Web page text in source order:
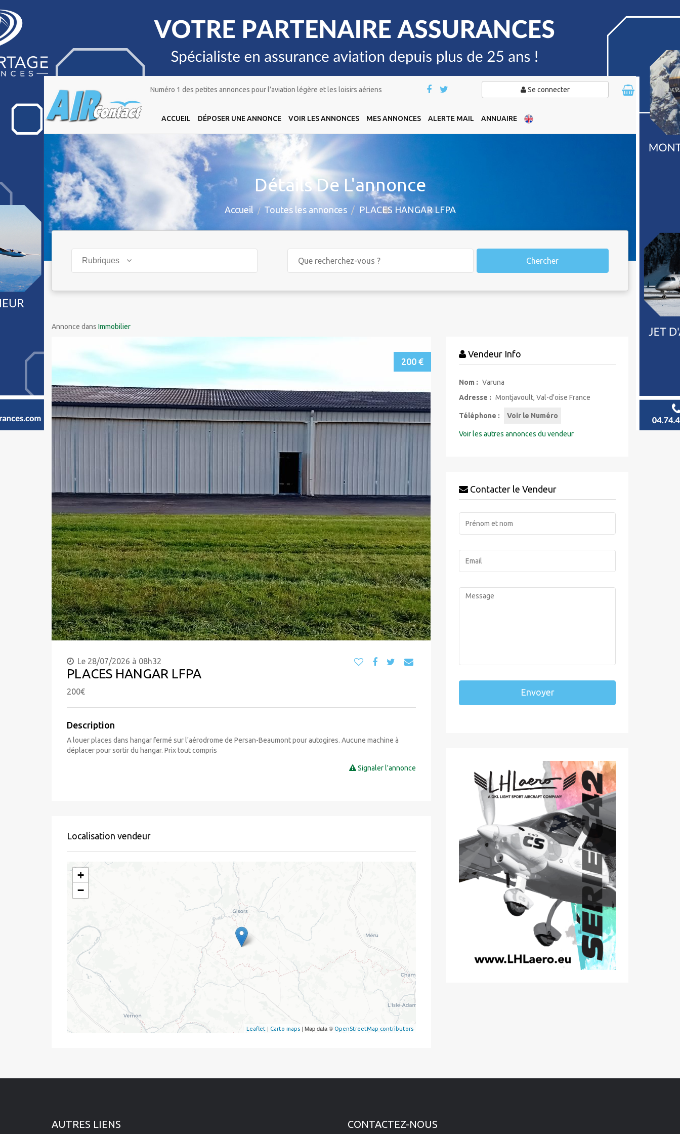
Numéro 1 des petites annonces pour l’aviation légère et les loisirs aériens Se connecter
ACCUEIL DÉPOSER UNE ANNONCE VOIR LES ANNONCES MES ANNONCES ALERTE MAIL ANNUAIRE
Détails De L'annonce
Accueil Toutes les annonces PLACES HANGAR LFPA
Rubriques Chercher
Annonce dans Immobilier
200 €
Le 28/07/2026 à 08h32
PLACES HANGAR LFPA
200€
Description
A louer places dans hangar fermé sur l'aérodrome de Persan-Beaumont pour autogires. Aucune machine à
déplacer pour sortir du hangar. Prix tout compris
Signaler l'annonce
Localisation vendeur
+
−
Leaflet | Carto maps | Map data © OpenStreetMap contributors
Vendeur Info
Nom : Varuna
Adresse : Montjavoult, Val-d'oise France
Téléphone : Voir le Numéro
Voir les autres annonces du vendeur
Contacter le Vendeur
Envoyer
AUTRES LIENS CONTACTEZ-NOUS